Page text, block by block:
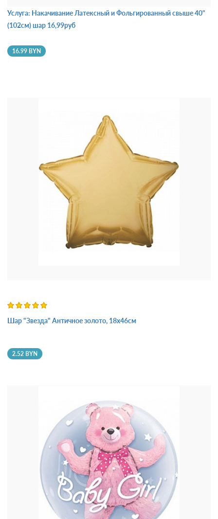
Услуга: Накачивание Латексный и Фольгированный свыше 40"
(102см) шар 16,99руб
16.99 BYN
Шар "Звезда" Античное золото, 18х46см
2.52 BYN